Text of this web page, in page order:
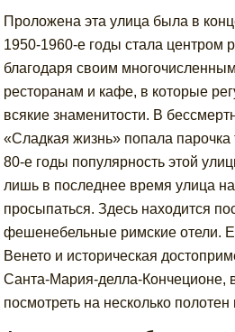
Проложена эта улица была в
1950-1960-е годы стала центром
благодаря своим
ресторанам и кафе, в которые
всякие знаменитости. В
«Сладкая жизнь» попала парочка
80-е годы популярность этой
лишь в последнее время улица
просыпаться. Здесь находится
фешенебельные римские отели.
Венето и историческая
Санта-Мария-делла-Кончеционе,
посмотреть на несколько